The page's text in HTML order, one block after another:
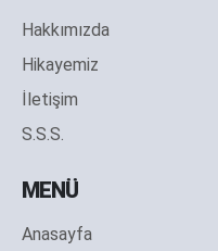
Hakkımızda
Hikayemiz
İletişim
S.S.S.
MENÜ
Anasayfa